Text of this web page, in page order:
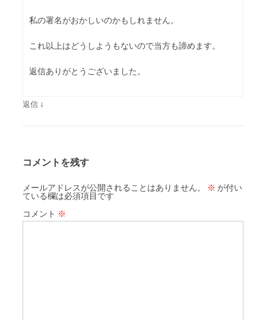
私の署名がおかしいのかもしれません。
これ以上はどうしようもないので当方も諦めます。
返信ありがとうございました。
返信 ↓
コメントを残す
メールアドレスが公開されることはありません。 ※ が付い
ている欄は必須項目です
コメント ※